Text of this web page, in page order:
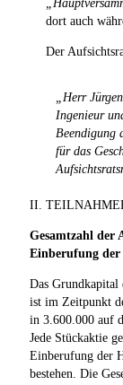
dort auch
Der
„Herr
Ingenieur
Beendigung
für das
II.
Gesamtzahl der
Einberufung
Das Grundkapital
ist im Zeitpunkt
in 3.600.000 auf
Jede Stückaktie
Einberufung der
bestehen. Die